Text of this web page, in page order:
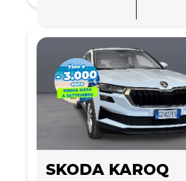
SKODA KAROQ